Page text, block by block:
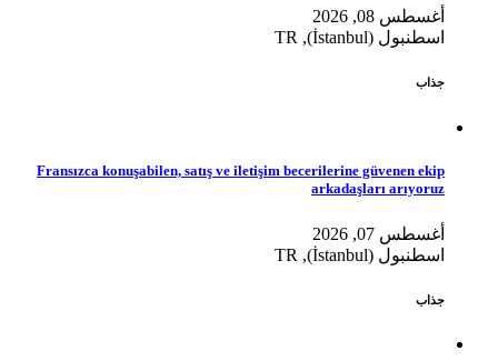
أغسطس 08, 2026
اسطنبول (İstanbul), TR
جذاب
Fransızca konuşabilen, satış ve iletişim becerilerine güvenen ekip
arkadaşları arıyoruz
أغسطس 07, 2026
اسطنبول (İstanbul), TR
جذاب